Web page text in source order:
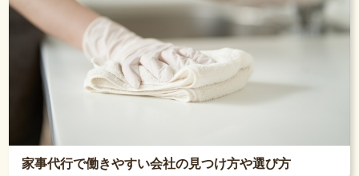
家事代行で働きやすい会社の見つけ方や選び方